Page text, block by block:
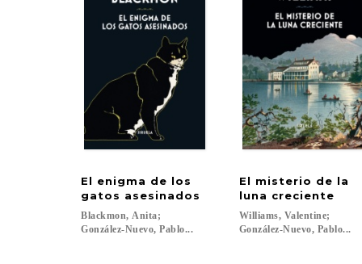
El enigma de los
gatos asesinados
Blackmon, Anita;
González-Nuevo, Pablo...
El misterio de la
luna creciente
Williams, Valentine;
González-Nuevo, Pablo...